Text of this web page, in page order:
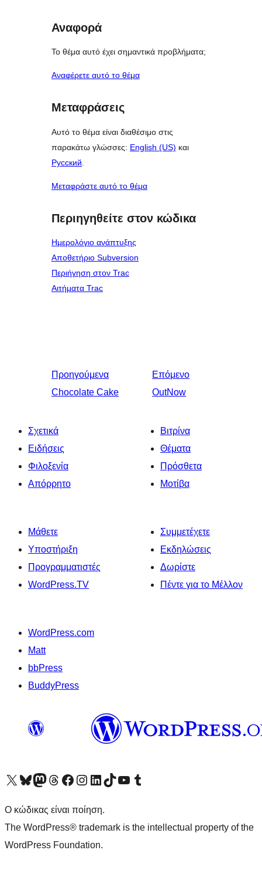
Αναφορά
Το θέμα αυτό έχει σημαντικά προβλήματα;
Αναφέρετε αυτό το θέμα
Μεταφράσεις
Αυτό το θέμα είναι διαθέσιμο στις
παρακάτω γλώσσες: English (US) και
Русский
Μεταφράστε αυτό το θέμα
Περιηγηθείτε στον κώδικα
Ημερολόγιο ανάπτυξης
Αποθετήριο Subversion
Περιήγηση στον Trac
Αιτήματα Trac
Προηγούμενα
Chocolate Cake
Επόμενο
OutNow
Σχετικά
Ειδήσεις
Φιλοξενία
Απόρρητο
Βιτρίνα
Θέματα
Πρόσθετα
Μοτίβα
Μάθετε
Υποστήριξη
Προγραμματιστές
WordPress.TV
Συμμετέχετε
Εκδηλώσεις
Δωρίστε
Πέντε για το Μέλλον
WordPress.com
Matt
bbPress
BuddyPress
Visit our X (formerly Twitter) account
Visit our Bluesky account
Επισκεφθείτε τον λογαριασμό μας στο Mastodon
Visit our Threads account
Επισκεφτείτε τη σελίδα μας στο Facebook
Επισκεφθείτε τον λογαριασμό μας Instagram
Επισκεφθείτε τον λογαριασμό μας LinkedIn
Visit our TikTok account
Visit our YouTube channel
Visit our Tumblr account
Ο κώδικας είναι ποίηση.
The WordPress® trademark is the intellectual property of the
WordPress Foundation.